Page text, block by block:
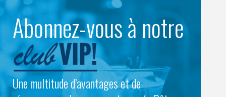
Abonnez-vous à notre
Une multitude d’avantages et de